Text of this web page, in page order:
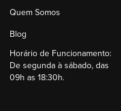
Quem Somos
Blog
Horário de Funcionamento:
De segunda à sábado, das
09h as 18:30h.